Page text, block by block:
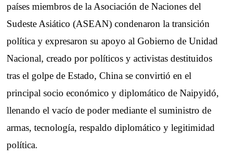
países miembros de la Asociación de Naciones del
Sudeste Asiático (ASEAN) condenaron la transición
política y expresaron su apoyo al Gobierno de Unidad
Nacional, creado por políticos y activistas destituidos
tras el golpe de Estado, China se convirtió en el
principal socio económico y diplomático de Naipyidó,
llenando el vacío de poder mediante el suministro de
armas, tecnología, respaldo diplomático y legitimidad
política.